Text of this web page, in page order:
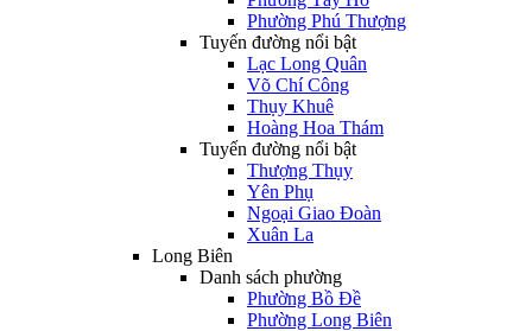
Phường Phú Thượng
Tuyến đường nổi bật
Lạc Long Quân
Võ Chí Công
Thụy Khuê
Hoàng Hoa Thám
Tuyến đường nổi bật
Thượng Thụy
Yên Phụ
Ngoại Giao Đoàn
Xuân La
Long Biên
Danh sách phường
Phường Bồ Đề
Phường Long Biên